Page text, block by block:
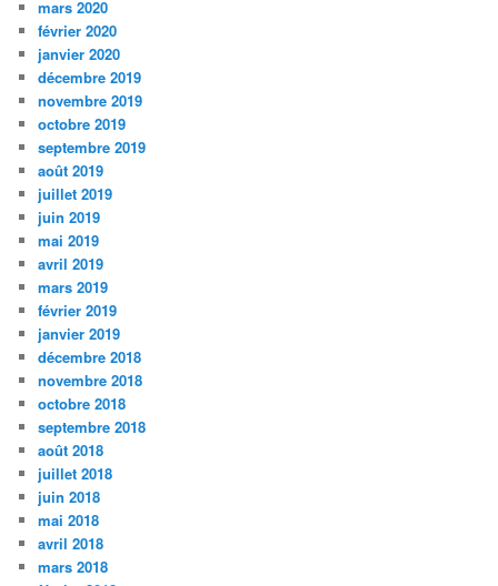
mars 2020
février 2020
janvier 2020
décembre 2019
novembre 2019
octobre 2019
septembre 2019
août 2019
juillet 2019
juin 2019
mai 2019
avril 2019
mars 2019
février 2019
janvier 2019
décembre 2018
novembre 2018
octobre 2018
septembre 2018
août 2018
juillet 2018
juin 2018
mai 2018
avril 2018
mars 2018